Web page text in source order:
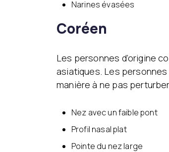
Narines évasées
Coréen
Les personnes d’origine
asiatiques. Les
manière à ne pas
Nez avec un faible pont
Profil nasal plat
Pointe du nez large